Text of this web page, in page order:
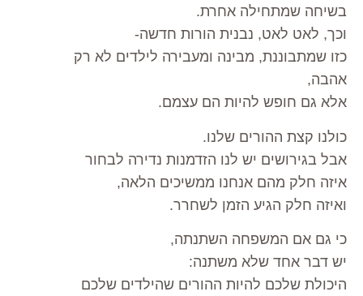
בשיחה שמתחילה אחרת.
וכך, לאט לאט, נבנית הורות חדשה-
כזו שמתבוננת, מבינה ומעבירה לילדים לא רק
אהבה,
אלא גם חופש להיות הם עצמם.
כולנו קצת ההורים שלנו.
אבל בגירושים יש לנו הזדמנות נדירה לבחור
איזה חלק מהם אנחנו ממשיכים הלאה,
ואיזה חלק הגיע הזמן לשחרר.
כי גם אם המשפחה השתנתה,
יש דבר אחד שלא משתנה:
היכולת שלכם להיות ההורים שהילדים שלכם